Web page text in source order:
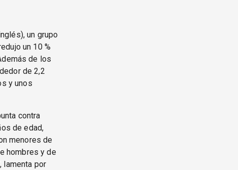
un grupo
un 10 %
de los
de 2,2
y unos
contra
de edad,
menores de
hombres y de
lamenta por